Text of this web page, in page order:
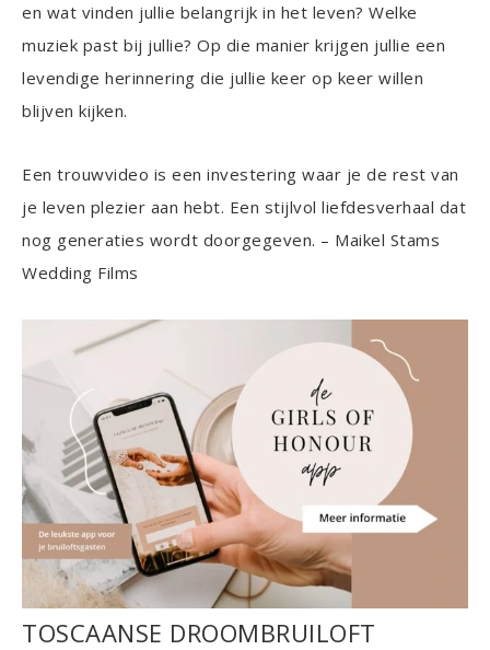
en wat vinden jullie belangrijk in het leven? Welke
muziek past bij jullie? Op die manier krijgen jullie een
levendige herinnering die jullie keer op keer willen
blijven kijken.
Een trouwvideo is een investering waar je de rest van
je leven plezier aan hebt. Een stijlvol liefdesverhaal dat
nog generaties wordt doorgegeven. – Maikel Stams
Wedding Films
TOSCAANSE DROOMBRUILOFT